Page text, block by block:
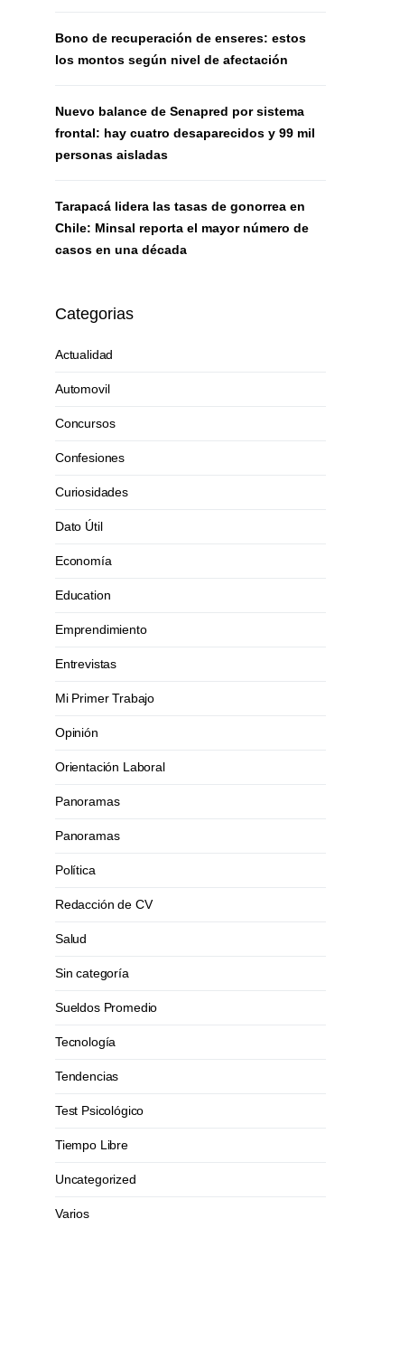
Bono de recuperación de enseres: estos
los montos según nivel de afectación
Nuevo balance de Senapred por sistema
frontal: hay cuatro desaparecidos y 99 mil
personas aisladas
Tarapacá lidera las tasas de gonorrea en
Chile: Minsal reporta el mayor número de
casos en una década
Categorias
Actualidad
Automovil
Concursos
Confesiones
Curiosidades
Dato Útil
Economía
Education
Emprendimiento
Entrevistas
Mi Primer Trabajo
Opinión
Orientación Laboral
Panoramas
Panoramas
Política
Redacción de CV
Salud
Sin categoría
Sueldos Promedio
Tecnología
Tendencias
Test Psicológico
Tiempo Libre
Uncategorized
Varios